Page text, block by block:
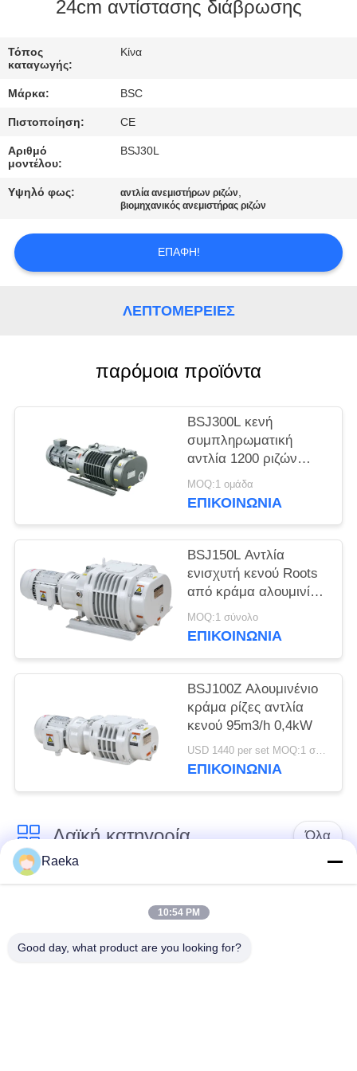
ΈΛΕΓΧΟΣ
ΕΠΙΚΟΙΝΩΝΉΣΤΕ
ΖΗΤΉΣΤΕ
ΠΡΟΣΦΟΡΆ
COMPRESSOR
SITEMAP
ΠΟΛΙΤΙΚΉ
ΑΠΟΡΡΉΤΟΥ
24cm αντίστασης διάβρωσης
Τόπος
καταγωγής:
Κίνα
Μάρκα: BSC
Πιστοποίηση: CE
Αριθμό
μοντέλου:
BSJ30L
Υψηλό φως: αντλία ανεμιστήρων ριζών,
βιομηχανικός ανεμιστήρας ριζών
ΕΠΑΦΉ!
ΛΕΠΤΟΜΈΡΕΙΕΣ
παρόμοια προϊόντα
BSJ300L κενή
συμπληρωματική
αντλία 1200 ριζών
καλή γεωμετρική
συμμετρία μ ³ /h
MOQ:1 ομάδα
ΕΠΙΚΟΙΝΩΝΊΑ
BSJ150L Αντλία
ενισχυτή κενού Roots
από κράμα αλουμινίου
500m³/h 2.2kW
MOQ:1 σύνολο
ΕΠΙΚΟΙΝΩΝΊΑ
BSJ100Z Αλουμινένιο
κράμα ρίζες αντλία
κενού 95m3/h 0,4kW
USD 1440 per set MOQ:1 σύνολο
ΕΠΙΚΟΙΝΩΝΊΑ
Λαϊκή κατηγορία Όλα
περιστροφική vane
Κενή αντλία
κυλίνδρων
Ξηρά κενή αντλία
Raeka
10:54 PM
Good day, what product are you looking for?